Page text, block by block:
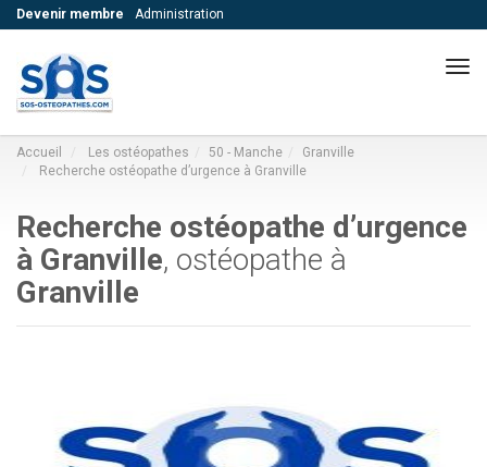
Devenir membre Administration
Accueil Les ostéopathes 50 - Manche
Granville
Recherche ostéopathe d’urgence à Granville
Recherche ostéopathe d’urgence
à Granville, ostéopathe à
Granville